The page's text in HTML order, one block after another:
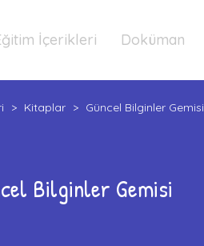
İçerikleri Doküman
> Kitaplar > Güncel Bilginler Gemisi
Bilginler Gemisi